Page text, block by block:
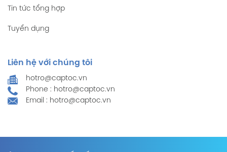
Tin tức tổng hợp
Tuyển dụng
Liên hệ với chúng tôi
hotro@captoc.vn
Phone : hotro@captoc.vn
Email : hotro@captoc.vn